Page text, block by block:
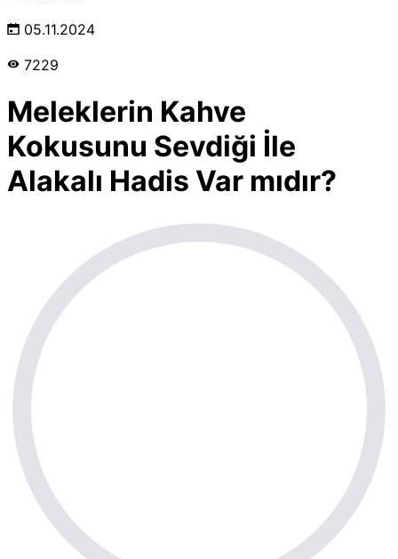
05.11.2024
7229
Meleklerin Kahve
Kokusunu Sevdiği İle
Alakalı Hadis Var mıdır?